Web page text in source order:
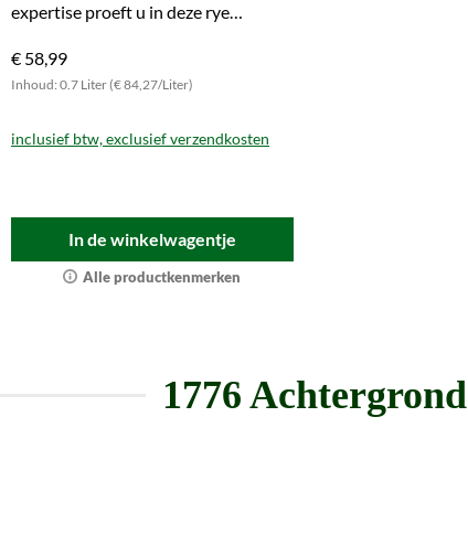
expertise proeft u in deze rye
€ 58,99
Inhoud: 0.7 Liter (€ 84,27/Liter)
inclusief btw, exclusief verzendkosten
In de winkelwagentje
Alle productkenmerken
1776 Achtergrond